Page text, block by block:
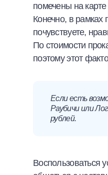
помечены на
Конечно, в рамках
почувствуете,
По стоимости
поэтому этот
Если есть
Раубичи или
рублей.
Воспользоваться